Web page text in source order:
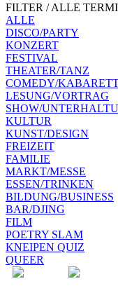
FILTER / ALLE
ALLE
DISCO/PARTY
KONZERT
FESTIVAL
THEATER/TANZ
COMEDY/
LESUNG/VORTRAG
SHOW/
KULTUR
KUNST/DESIGN
FREIZEIT
FAMILIE
MARKT/MESSE
ESSEN/TRINKEN
BILDUNG/BUSINESS
BAR/DJING
FILM
POETRY SLAM
KNEIPEN QUIZ
QUEER